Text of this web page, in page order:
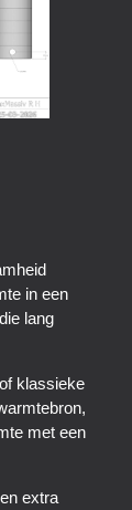
in een
lang
klassieke
met een
extra